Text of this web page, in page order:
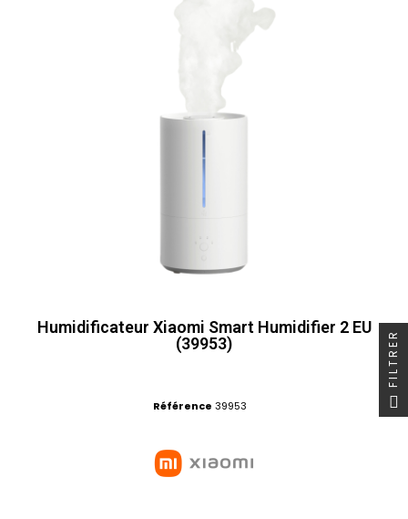
Humidificateur Xiaomi Smart Humidifier 2 EU
(39953)
Référence 39953
FILTRER